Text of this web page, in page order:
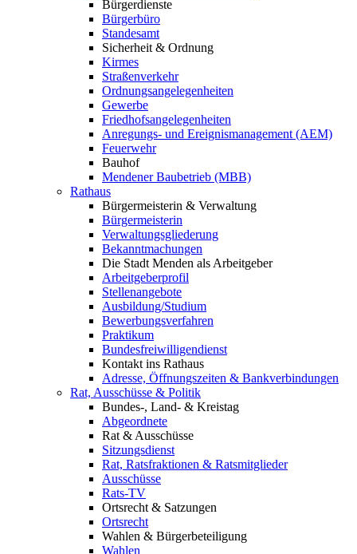
Bürgerdienste
Bürgerbüro
Standesamt
Sicherheit & Ordnung
Kirmes
Straßenverkehr
Ordnungsangelegenheiten
Gewerbe
Friedhofsangelegenheiten
Anregungs- und Ereignismanagement (AEM)
Feuerwehr
Bauhof
Mendener Baubetrieb (MBB)
Rathaus
Bürgermeisterin & Verwaltung
Bürgermeisterin
Verwaltungsgliederung
Bekanntmachungen
Die Stadt Menden als Arbeitgeber
Arbeitgeberprofil
Stellenangebote
Ausbildung/Studium
Bewerbungsverfahren
Praktikum
Bundesfreiwilligendienst
Kontakt ins Rathaus
Adresse, Öffnungszeiten & Bankverbindungen
Rat, Ausschüsse & Politik
Bundes-, Land- & Kreistag
Abgeordnete
Rat & Ausschüsse
Sitzungsdienst
Rat, Ratsfraktionen & Ratsmitglieder
Ausschüsse
Rats-TV
Ortsrecht & Satzungen
Ortsrecht
Wahlen & Bürgerbeteiligung
Wahlen